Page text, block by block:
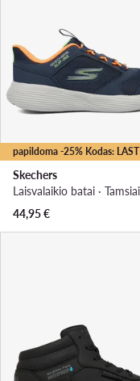
papildoma -25% Kodas: LAST
Skechers
44,95€